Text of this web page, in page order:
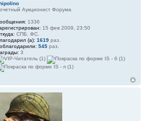
Аукционист Форума
1336
15 фев 2009, 23:50
СПБ. ФС.
(а): 1619раз.
545раз.
3